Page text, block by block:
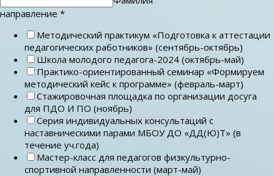
направление *
Методический практикум «Подготовка к аттестации
педагогических работников» (сентябрь-октябрь)
Школа молодого педагога-2024 (октябрь-май)
Практико-ориентированный семинар «Формируем
методический кейс к программе» (февраль-март)
Стажировочная площадка по организации досуга
для ПДО И ПО (ноябрь)
Серия индивидуальных консультаций с
наставническими парами МБОУ ДО «ДД(Ю)Т» (в
течение уч.года)
Мастер-класс для педагогов физкультурно-
спортивной направленности (март-май)